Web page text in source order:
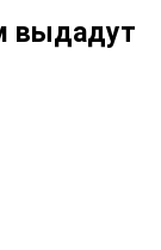
выдадут